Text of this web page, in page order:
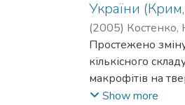
України
(2005) Костенко,
Заклецький, О.;
Простежено
кількісного
макрофітів на
Золоті ворота
Show more